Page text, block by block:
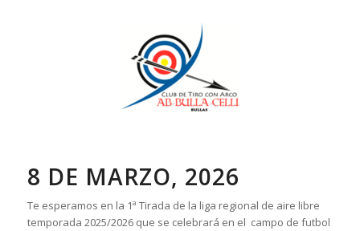
8 DE MARZO, 2026
Te esperamos en la 1ª Tirada de la liga regional de aire libre
temporada 2025/2026 que se celebrará en el campo de futbol